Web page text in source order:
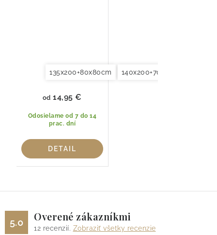
135x200+80x80cm 140x200+70x90cm
Odosielame od 7 do 14
prac. dní
od 14,95 €
DETAIL
5.0 Overené zákazníkmi
12 recenzií. Zobraziť všetky recenzie